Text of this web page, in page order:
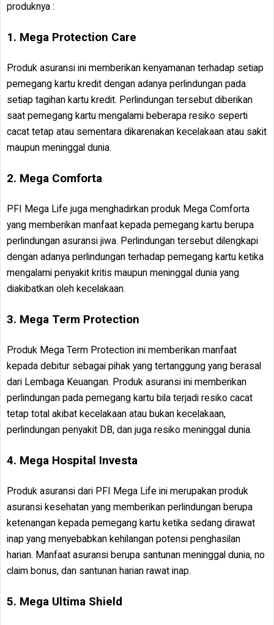
produknya :
1. Mega Protection Care
Produk asuransi ini memberikan kenyamanan terhadap setiap
pemegang kartu kredit dengan adanya perlindungan pada
setiap tagihan kartu kredit. Perlindungan tersebut diberikan
saat pemegang kartu mengalami beberapa resiko seperti
cacat tetap atau sementara dikarenakan kecelakaan atau sakit
maupun meninggal dunia.
2. Mega Comforta
PFI Mega Life juga menghadirkan produk Mega Comforta
yang memberikan manfaat kepada pemegang kartu berupa
perlindungan asuransi jiwa. Perlindungan tersebut dilengkapi
dengan adanya perlindungan terhadap pemegang kartu ketika
mengalami penyakit kritis maupun meninggal dunia yang
diakibatkan oleh kecelakaan.
3. Mega Term Protection
Produk Mega Term Protection ini memberikan manfaat
kepada debitur sebagai pihak yang tertanggung yang berasal
dari Lembaga Keuangan. Produk asuransi ini memberikan
perlindungan pada pemegang kartu bila terjadi resiko cacat
tetap total akibat kecelakaan atau bukan kecelakaan,
perlindungan penyakit DB, dan juga resiko meninggal dunia.
4. Mega Hospital Investa
Produk asuransi dari PFI Mega Life ini merupakan produk
asuransi kesehatan yang memberikan perlindungan berupa
ketenangan kepada pemegang kartu ketika sedang dirawat
inap yang menyebabkan kehilangan potensi penghasilan
harian. Manfaat asuransi berupa santunan meninggal dunia, no
claim bonus, dan santunan harian rawat inap.
5. Mega Ultima Shield